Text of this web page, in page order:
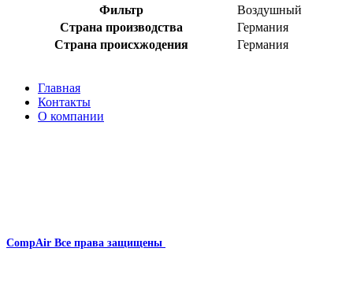
Фильтр
Воздушный
Страна производства
Германия
Страна происхжодения
Германия
Главная
Контакты
О компании
CompAir Все права защищены